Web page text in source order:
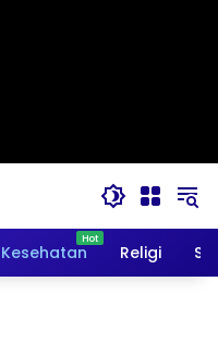
Kesehatan Religi